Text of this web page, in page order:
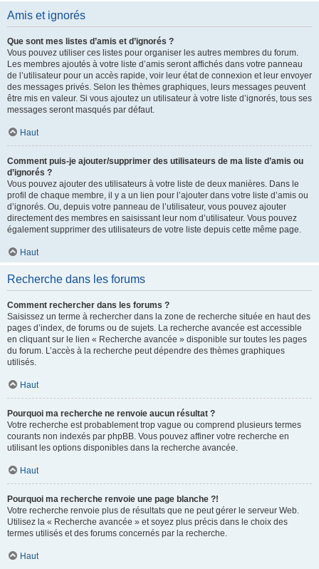
Amis et ignorés
Que sont mes listes d’amis et d’ignorés ?
Vous pouvez utiliser ces listes pour organiser les autres membres du forum.
Les membres ajoutés à votre liste d’amis seront affichés dans votre panneau
de l’utilisateur pour un accès rapide, voir leur état de connexion et leur envoyer
des messages privés. Selon les thèmes graphiques, leurs messages peuvent
être mis en valeur. Si vous ajoutez un utilisateur à votre liste d’ignorés, tous ses
messages seront masqués par défaut.
Haut
Comment puis-je ajouter/supprimer des utilisateurs de ma liste d’amis ou
d’ignorés ?
Vous pouvez ajouter des utilisateurs à votre liste de deux manières. Dans le
profil de chaque membre, il y a un lien pour l’ajouter dans votre liste d’amis ou
d’ignorés. Ou, depuis votre panneau de l’utilisateur, vous pouvez ajouter
directement des membres en saisissant leur nom d’utilisateur. Vous pouvez
également supprimer des utilisateurs de votre liste depuis cette même page.
Haut
Recherche dans les forums
Comment rechercher dans les forums ?
Saisissez un terme à rechercher dans la zone de recherche située en haut des
pages d’index, de forums ou de sujets. La recherche avancée est accessible
en cliquant sur le lien « Recherche avancée » disponible sur toutes les pages
du forum. L’accès à la recherche peut dépendre des thèmes graphiques
utilisés.
Haut
Pourquoi ma recherche ne renvoie aucun résultat ?
Votre recherche est probablement trop vague ou comprend plusieurs termes
courants non indexés par phpBB. Vous pouvez affiner votre recherche en
utilisant les options disponibles dans la recherche avancée.
Haut
Pourquoi ma recherche renvoie une page blanche ?!
Votre recherche renvoie plus de résultats que ne peut gérer le serveur Web.
Utilisez la « Recherche avancée » et soyez plus précis dans le choix des
termes utilisés et des forums concernés par la recherche.
Haut